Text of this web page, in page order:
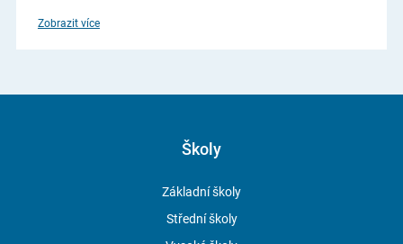
knižní kultury a Specialista informačních procesů
Dále v oborech s výučním listemKuchař-číšník
Zobrazit více
Školy
Základní školy
Střední školy